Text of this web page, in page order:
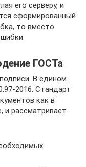
его серверу, и
сформированный
то вместо
ГОСТа
В едином
2016. Стандарт
как в
и рассматривает